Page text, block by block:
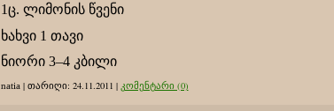
1ც. ლიმონის წვენი
ხახვი 1 თავი
ნიორი 3–4 კბილი
natia | თარიღი: 24.11.2011 | კომენტარი (0)